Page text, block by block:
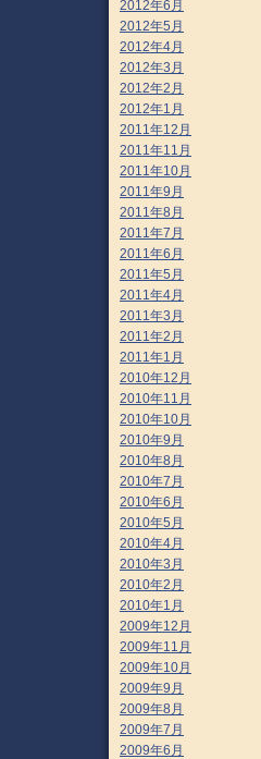
2012年6月
2012年5月
2012年4月
2012年3月
2012年2月
2012年1月
2011年12月
2011年11月
2011年10月
2011年9月
2011年8月
2011年7月
2011年6月
2011年5月
2011年4月
2011年3月
2011年2月
2011年1月
2010年12月
2010年11月
2010年10月
2010年9月
2010年8月
2010年7月
2010年6月
2010年5月
2010年4月
2010年3月
2010年2月
2010年1月
2009年12月
2009年11月
2009年10月
2009年9月
2009年8月
2009年7月
2009年6月